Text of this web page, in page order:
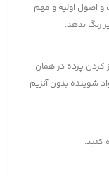
و اصول اولیه و مهم
رنگ ندهد.
کردن پرده در همان
شوینده بدون آنزیم
کنید.